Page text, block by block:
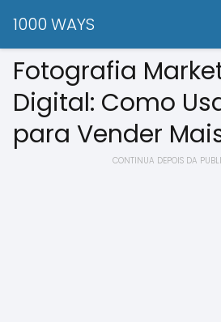
1000 WAYS
Fotografia
Digital: Como
para Vender
CONTINUA DEPOIS DA